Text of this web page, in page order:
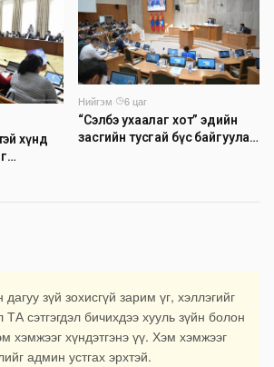
хүнд
Нийгэм·
6 цаг
“Сэлбэ ухаалаг хот” эдийн
засгийн тусгай бүс байгуулах
зүй зохисгүй зарим үг, хэллэгийг
ТА сэтгэгдэл бичихдээ хууль зүйн болон
хэмжээг хүндэтгэнэ үү. Хэм хэмжээг
админ устгах эрхтэй.